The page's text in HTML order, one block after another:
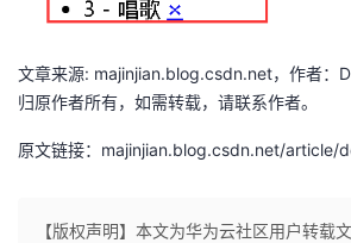
文章来源: majinjian.blog.csdn.net，作者：
归原作者所有，如需转载，请联系作者。
原文链接：majinjian.blog.csdn.net/article/
【版权声明】本文为华为云社区用户转载